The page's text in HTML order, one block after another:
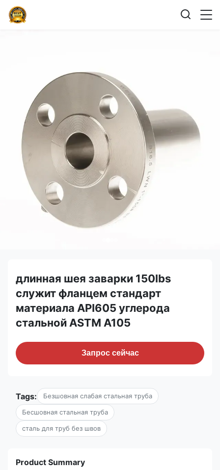
длинная шея заварки 150lbs
служит фланцем стандарт
материала API605 углерода
стальной ASTM A105
Запрос сейчас
Tags: Безшовная слабая стальная труба
Бесшовная стальная труба
сталь для труб без швов
Product Summary